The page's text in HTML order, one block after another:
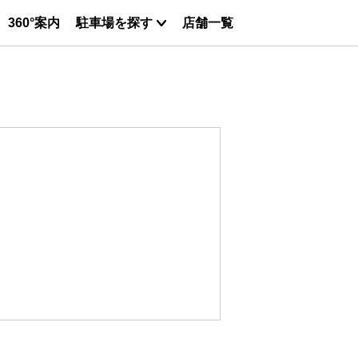
360°案内 駐車場を探す 店舗一覧